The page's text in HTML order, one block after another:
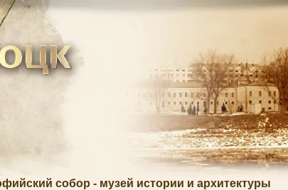
собор - музей истории и архитектуры